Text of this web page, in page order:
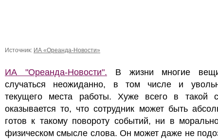
Источник: ИА «Ореанда-Новости»
ИА "Ореанда-Новости". В жизни многие
случаться неожиданно, в том числе и
текущего места работы. Хуже всего в такой
оказывается то, что сотрудник может быть
готов к такому повороту событий, ни в
физическом смысле слова. Он может даже не